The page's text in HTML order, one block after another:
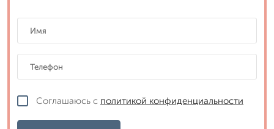
Соглашаюсь с политикой конфиденциальности